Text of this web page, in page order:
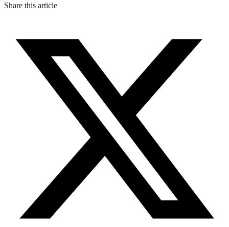
Share this article